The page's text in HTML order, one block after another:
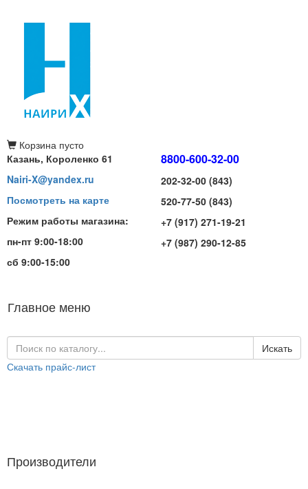
Корзина пусто
Казань, Короленко 61
Nairi-X@yandex.ru
Посмотреть на карте
Режим работы магазина:
пн-пт 9:00-18:00
сб 9:00-15:00
8800-600-32-00
202-32-00 (843)
520-77-50 (843)
+7 (917) 271-19-21
+7 (987) 290-12-85
Главное меню
Искать
Скачать прайс-лист
Производители